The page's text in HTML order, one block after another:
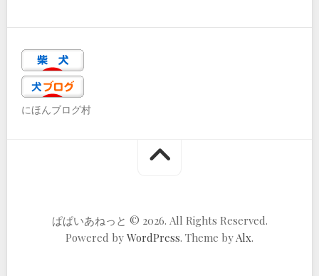
にほんブログ村
ぱぱいあねっと © 2026. All Rights Reserved.
Powered by WordPress. Theme byAlx.